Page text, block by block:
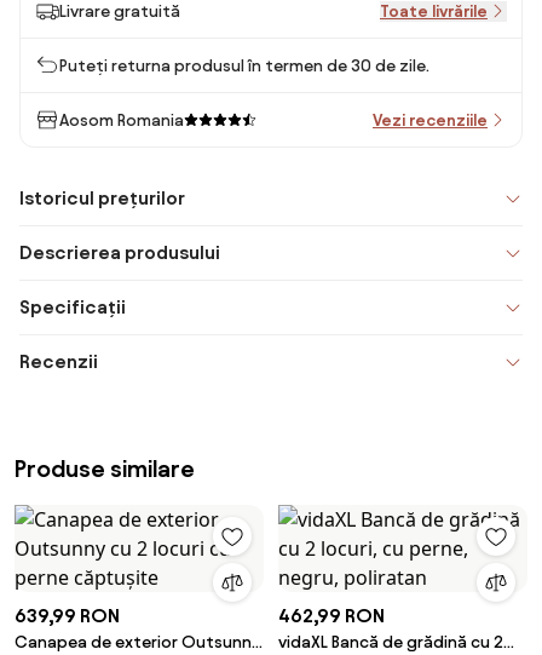
Livrare gratuită Toate livrările
Puteți returna produsul în termen de 30 de zile.
Aosom Romania Vezi recenziile
Istoricul prețurilor
Descrierea produsului
Specificații
Recenzii
Produse similare
639,99 RON
Canapea de exterior Outsunny
462,99 RON
vidaXL Bancă de grădină cu 2